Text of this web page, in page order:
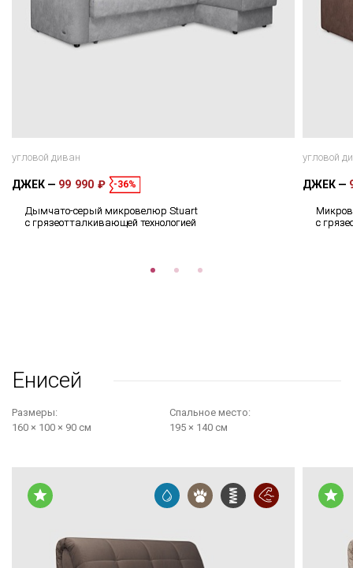
угловой диван
ДЖЕК 99 990 ₽ -36%
Дымчато-серый микровелюр Stuart
с грязеотталкивающей технологией
угловой
ДЖЕК
с
Енисей
Размеры:
160 × 100 × 90 см
Cпальное место:
195 × 140 см